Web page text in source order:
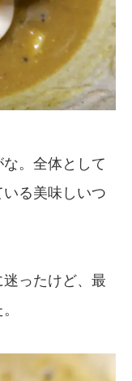
。全体として
る美味しいつ
ったけど、最